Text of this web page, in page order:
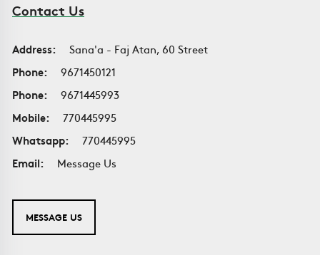
Contact Us
Address:
Sana'a - Faj Atan, 60 Street
Phone:
9671450121
Phone:
9671445993
Mobile:
770445995
Whatsapp:
770445995
Email:
Message Us
MESSAGE US